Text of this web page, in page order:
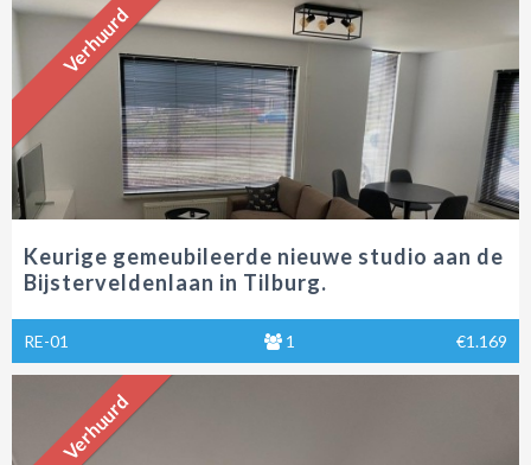
Verhuurd
Keurige gemeubileerde nieuwe studio aan de
Bijsterveldenlaan in Tilburg.
RE-01 1 €1.169
Verhuurd